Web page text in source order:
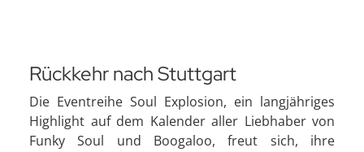
Rückkehr nach Stuttgart
Die Eventreihe Soul Explosion, ein langjähriges
Highlight auf dem Kalender aller Liebhaber von
Funky Soul und Boogaloo, freut sich, ihre